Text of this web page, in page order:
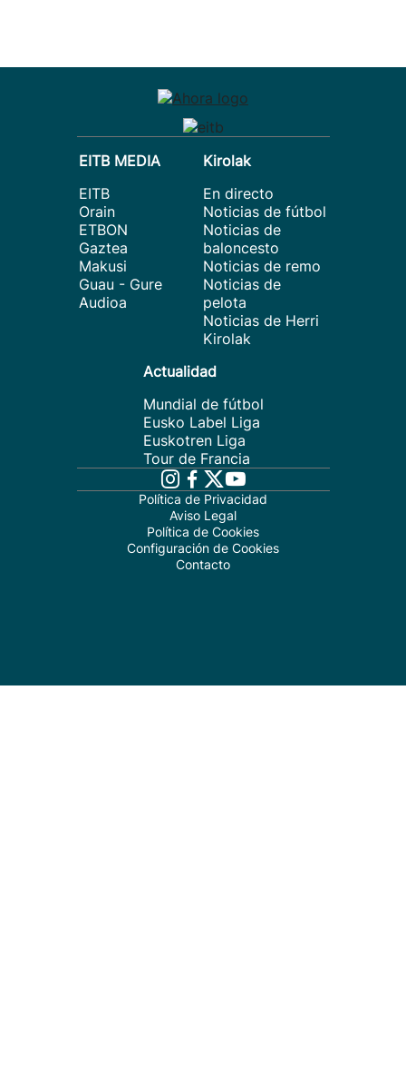
EITB MEDIA
EITB
Orain
ETBON
Gaztea
Makusi
Guau - Gure
Audioa
Kirolak
En directo
Noticias de fútbol
Noticias de
baloncesto
Noticias de remo
Noticias de
pelota
Noticias de Herri
Kirolak
Actualidad
Mundial de fútbol
Eusko Label Liga
Euskotren Liga
Tour de Francia
Política de Privacidad
Aviso Legal
Política de Cookies
Configuración de Cookies
Contacto